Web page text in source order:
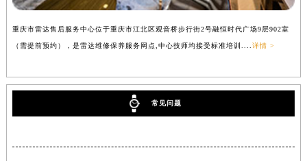
重庆市雷达售后服务中心位于重庆市江北区观音桥步行街2号融恒时代广场9层902室
（需提前预约），是雷达维修保养服务网点,中心技师均接受标准培训....详情 >
常见问题